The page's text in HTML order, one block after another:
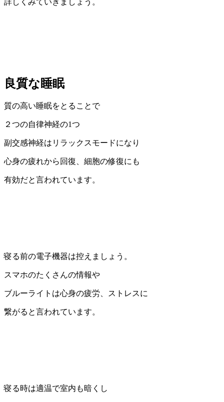
良質な睡眠
質の高い睡眠をとることで
２つの自律神経の1つ
副交感神経はリラックスモードになり
心身の疲れから回復、細胞の修復にも
有効だと言われています。
寝る前の電子機器は控えましょう。
スマホのたくさんの情報や
ブルーライトは心身の疲労、ストレスに
繋がると言われています。
寝る時は適温で室内も暗くし